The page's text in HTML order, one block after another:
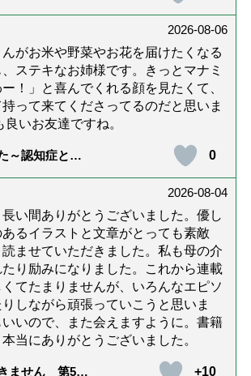
2026-08-06
んがお米や野菜やお花を届けたくなる
ステキなお姉様です。きっとマナミ
！」と喜んでくれる顔を見たくて、
って来てくださってるのだと思いま
いお友達ですね。
～認知症と介
」）
0
2026-08-04
い間ありがとうございました。優し
あるイラストと文章がとっても素敵
ませていただきました。私も母の介
り励みになりました。これから連載
てたまりませんが、いろんなエピソ
しながら頑張っていこうと思いま
いので、また会えますように。書籍
当にありがとうございました。
ません 第500 +10